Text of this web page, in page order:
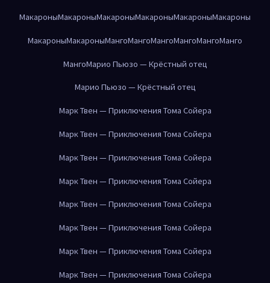
МакароныМакароныМакароныМакароныМакароныМакароны
МакароныМакароныМангоМангоМангоМангоМангоМанго
МангоМарио Пьюзо — Крёстный отец
Марио Пьюзо — Крёстный отец
Марк Твен — Приключения Тома Сойера
Марк Твен — Приключения Тома Сойера
Марк Твен — Приключения Тома Сойера
Марк Твен — Приключения Тома Сойера
Марк Твен — Приключения Тома Сойера
Марк Твен — Приключения Тома Сойера
Марк Твен — Приключения Тома Сойера
Марк Твен — Приключения Тома Сойера